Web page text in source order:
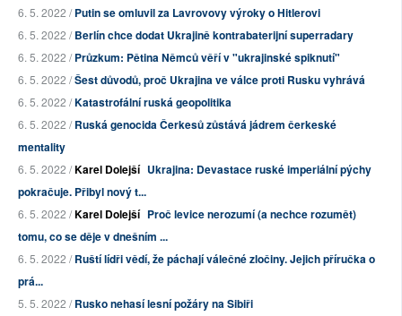
6. 5. 2022 /Putin se omluvil za Lavrovovy výroky o Hitlerovi
6. 5. 2022 /Berlín chce dodat Ukrajině kontrabaterijní superradary
6. 5. 2022 /Průzkum: Pětina Němců věří v "ukrajinské spiknutí"
6. 5. 2022 /Šest důvodů, proč Ukrajina ve válce proti Rusku vyhrává
6. 5. 2022 /Katastrofální ruská geopolitika
6. 5. 2022 /Ruská genocida Čerkesů zůstává jádrem čerkeské
mentality
6. 5. 2022 /Karel Dolejší Ukrajina: Devastace ruské imperiální pýchy
pokračuje. Přibyl nový t...
6. 5. 2022 /Karel Dolejší Proč levice nerozumí (a nechce rozumět)
tomu, co se děje v dnešním ...
6. 5. 2022 /Ruští lídři vědí, že páchají válečné zločiny. Jejich příručka o
prá...
5. 5. 2022 /Rusko nehasí lesní požáry na Sibiři